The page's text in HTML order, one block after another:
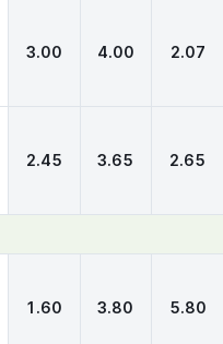
3.00 4.00 2.07
2.45 3.65 2.65
1.60 3.80 5.80